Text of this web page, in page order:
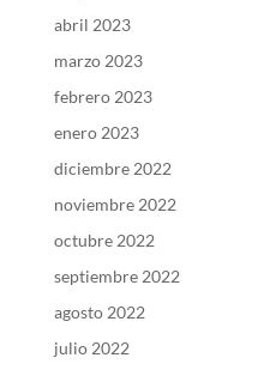
abril 2023
marzo 2023
febrero 2023
enero 2023
diciembre 2022
noviembre 2022
octubre 2022
septiembre 2022
agosto 2022
julio 2022